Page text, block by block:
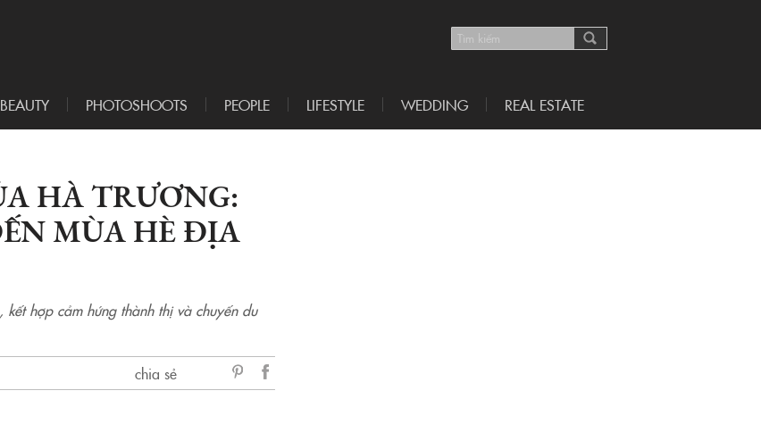
BEAUTY PHOTOSHOOTS PEOPLE LIFESTYLE WEDDING REAL ESTATE
HÀ TRƯƠNG:
MÙA HÈ ĐỊA
hợp cảm hứng thành thị và chuyến du
chia sẻ